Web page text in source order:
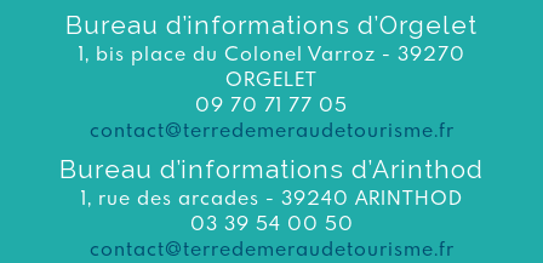
Bureau d’informations d’Orgelet
1, bis place du Colonel Varroz - 39270
ORGELET
09 70 71 77 05
contact@terredemeraudetourisme.fr
Bureau d’informations d’Arinthod
1, rue des arcades - 39240 ARINTHOD
03 39 54 00 50
contact@terredemeraudetourisme.fr